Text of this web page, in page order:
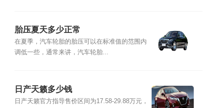
胎压夏天多少正常
在夏季，汽车轮胎的胎压可以在标准值的范围内
调低一些，通常来讲，汽车轮胎...
日产天籁多少钱
日产天籁官方指导售价区间为17.58-29.88万元，